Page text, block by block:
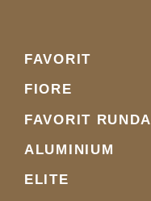
FAVORIT
FIORE
FAVORIT RUNDA
ALUMINIUM
ELITE